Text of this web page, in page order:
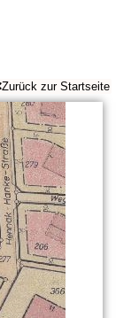
Zurück zur Startseite